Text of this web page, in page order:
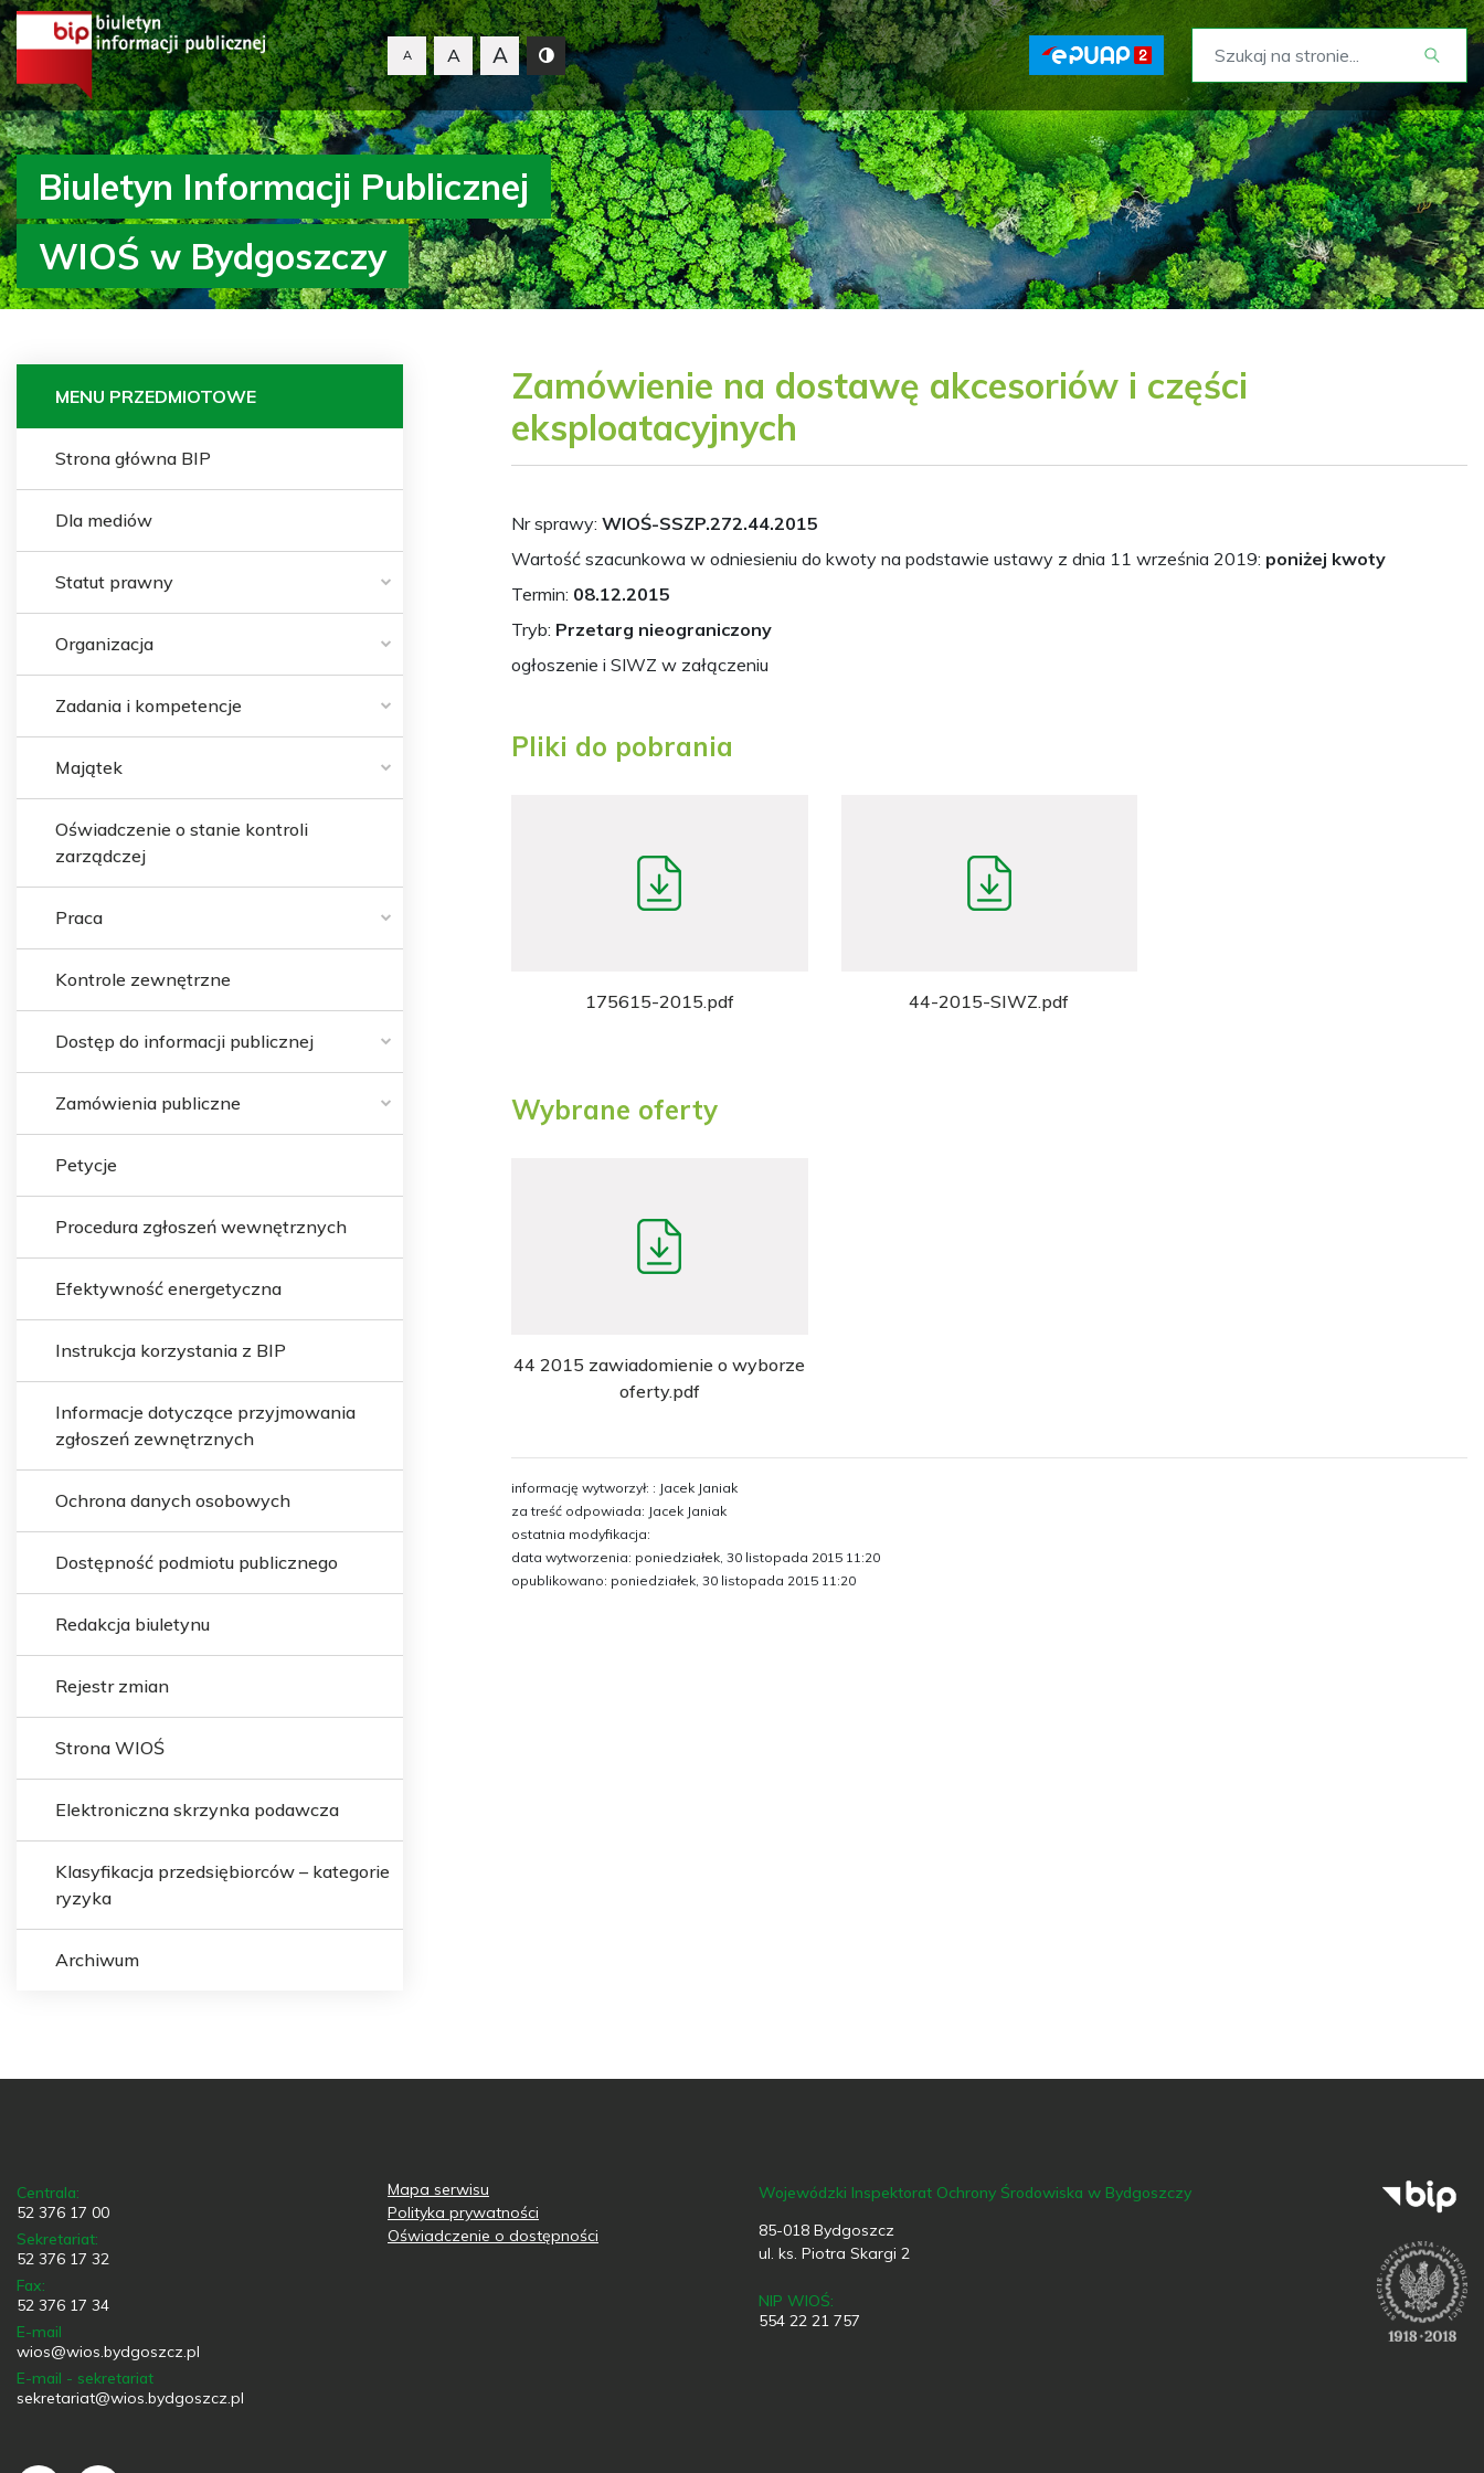
A A A
Biuletyn Informacji Publicznej
WIOŚ w Bydgoszczy
MENU PRZEDMIOTOWE
Strona główna BIP
Dla mediów
Statut prawny
Organizacja
Zadania i kompetencje
Majątek
Oświadczenie o stanie kontroli
zarządczej
Praca
Kontrole zewnętrzne
Dostęp do informacji publicznej
Zamówienia publiczne
Petycje
Procedura zgłoszeń wewnętrznych
Efektywność energetyczna
Instrukcja korzystania z BIP
Informacje dotyczące przyjmowania
zgłoszeń zewnętrznych
Ochrona danych osobowych
Dostępność podmiotu publicznego
Redakcja biuletynu
Rejestr zmian
Strona WIOŚ
Elektroniczna skrzynka podawcza
Klasyfikacja przedsiębiorców – kategorie
ryzyka
Archiwum
Zamówienie na dostawę akcesoriów i części
eksploatacyjnych
Nr sprawy: WIOŚ-SSZP.272.44.2015
Wartość szacunkowa w odniesieniu do kwoty na podstawie ustawy z dnia 11 września 2019: poniżej kwoty
Termin: 08.12.2015
Tryb: Przetarg nieograniczony
ogłoszenie i SIWZ w załączeniu
Pliki do pobrania
175615-2015.pdf 44-2015-SIWZ.pdf
Wybrane oferty
44 2015 zawiadomienie o wyborze
oferty.pdf
informację wytworzył: : Jacek Janiak
za treść odpowiada: Jacek Janiak
ostatnia modyfikacja:
data wytworzenia: poniedziałek, 30 listopada 2015 11:20
opublikowano: poniedziałek, 30 listopada 2015 11:20
Centrala:
52 376 17 00
Sekretariat:
52 376 17 32
Fax:
52 376 17 34
E-mail
wios@wios.bydgoszcz.pl
E-mail - sekretariat
sekretariat@wios.bydgoszcz.pl
Mapa serwisu
Polityka prywatności
Oświadczenie o dostępności
Wojewódzki Inspektorat Ochrony Środowiska w Bydgoszczy
85-018 Bydgoszcz
ul. ks. Piotra Skargi 2
NIP WIOŚ:
554 22 21 757